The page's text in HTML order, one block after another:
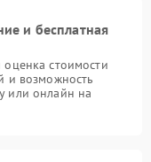
и бесплатная
оценка стоимости
и возможность
или онлайн на